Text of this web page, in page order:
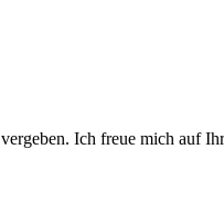
vergeben. Ich freue mich auf